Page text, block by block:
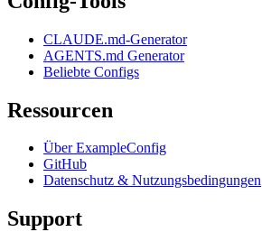
CLAUDE.md-Generator
AGENTS.md Generator
Beliebte Configs
Ressourcen
Über ExampleConfig
GitHub
Datenschutz & Nutzungsbedingungen
Support